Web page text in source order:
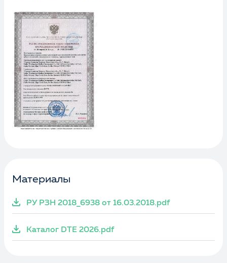
Материалы
РУ РЗН 2018_6938 от 16.03.2018.pdf
Каталог DTE 2026.pdf